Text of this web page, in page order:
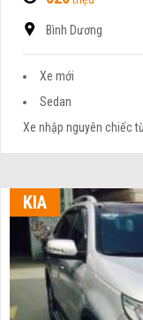
Bình Dương
Xe mới
Sedan
Xe nhập nguyên chiếc
KIA